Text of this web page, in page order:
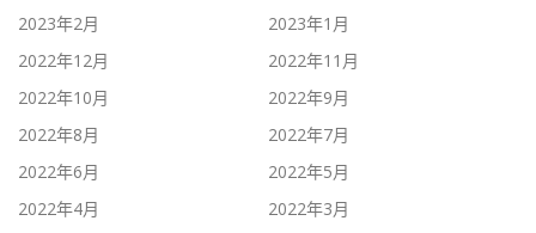
2023年2月
2023年1月
2022年12月
2022年11月
2022年10月
2022年9月
2022年8月
2022年7月
2022年6月
2022年5月
2022年4月
2022年3月